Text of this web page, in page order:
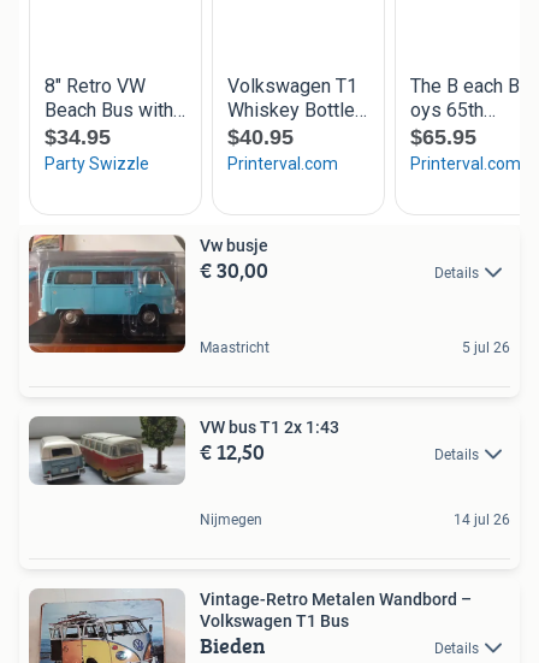
Vw busje
€ 30,00 Details
Maastricht 5 jul 26
VW bus T1 2x 1:43
€ 12,50 Details
Nijmegen 14 jul 26
Vintage-Retro Metalen Wandbord –
Volkswagen T1 Bus
Bieden Details